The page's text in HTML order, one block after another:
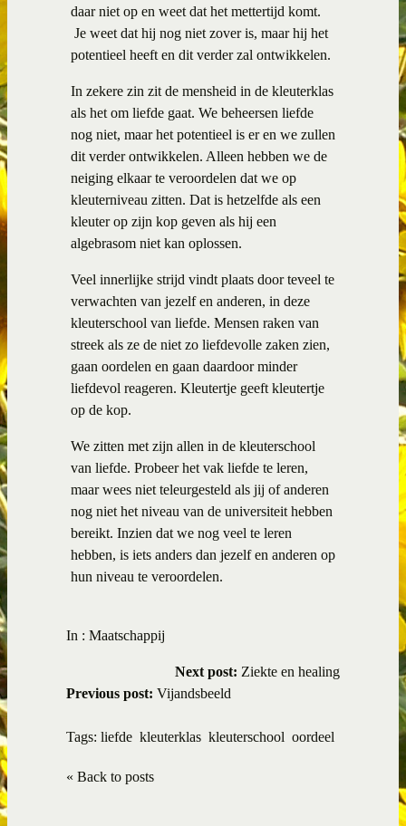
daar niet op en weet dat het mettertijd komt.
Je weet dat hij nog niet zover is, maar hij het
potentieel heeft en dit verder zal ontwikkelen.
In zekere zin zit de mensheid in de kleuterklas
als het om liefde gaat. We beheersen liefde
nog niet, maar het potentieel is er en we zullen
dit verder ontwikkelen. Alleen hebben we de
neiging elkaar te veroordelen dat we op
kleuterniveau zitten. Dat is hetzelfde als een
kleuter op zijn kop geven als hij een
algebrasom niet kan oplossen.
Veel innerlijke strijd vindt plaats door teveel te
verwachten van jezelf en anderen, in deze
kleuterschool van liefde. Mensen raken van
streek als ze de niet zo liefdevolle zaken zien,
gaan oordelen en gaan daardoor minder
liefdevol reageren. Kleutertje geeft kleutertje
op de kop.
We zitten met zijn allen in de kleuterschool
van liefde. Probeer het vak liefde te leren,
maar wees niet teleurgesteld als jij of anderen
nog niet het niveau van de universiteit hebben
bereikt. Inzien dat we nog veel te leren
hebben, is iets anders dan jezelf en anderen op
hun niveau te veroordelen.
In : Maatschappij
Next post: Ziekte en healing
Previous post: Vijandsbeeld
Tags: liefde kleuterklas kleuterschool oordeel
« Back to posts